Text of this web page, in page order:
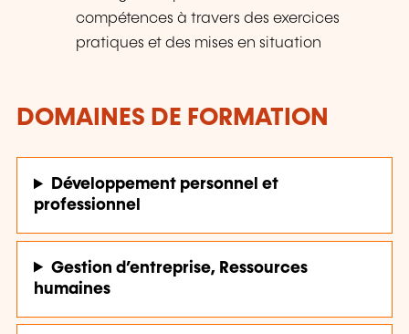
compétences à travers des exercices
pratiques et des mises en situation
DOMAINES DE FORMATION
Développement personnel et
professionnel
Gestion d’entreprise, Ressources
humaines